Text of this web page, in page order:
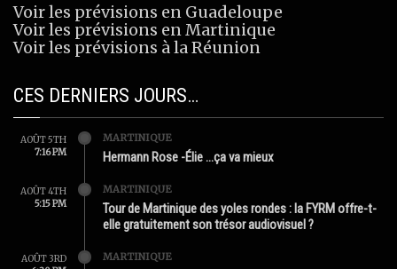
Voir les prévisions en Guadeloupe
Voir les prévisions en Martinique
Voir les prévisions à la Réunion
CES DERNIERS JOURS…
AOÛT 5TH
7:16 PM
MARTINIQUE
Hermann Rose -Élie …ça va mieux
AOÛT 4TH
5:15 PM
MARTINIQUE
Tour de Martinique des yoles rondes : la FYRM offre-t-
elle gratuitement son trésor audiovisuel ?
AOÛT 3RD
MARTINIQUE